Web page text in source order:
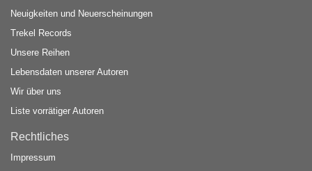
Neuigkeiten und Neuerscheinungen
Trekel Records
Unsere Reihen
Lebensdaten unserer Autoren
Wir über uns
Liste vorrätiger Autoren
Rechtliches
Impressum